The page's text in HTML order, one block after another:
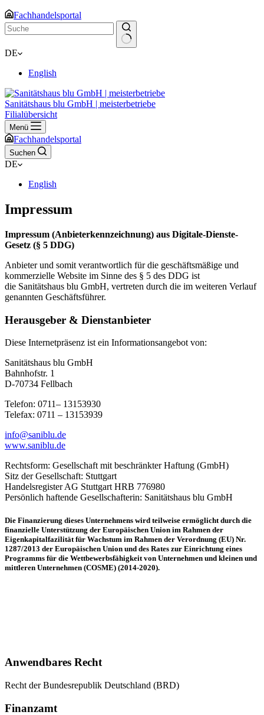
Fachhandelsportal
Keine
DE
English
Sanitätshaus blu GmbH | meisterbetriebe
Filialübersicht
Menü
Fachhandelsportal
Suchen
DE
English
Impressum
Impressum (Anbieterkennzeichnung) aus Digitale-Dienste-
Gesetz (§ 5 DDG)
Anbieter und somit verantwortlich für die geschäftsmäßige und
kommerzielle Website im Sinne des § 5 des DDG ist
die Sanitätshaus blu GmbH, vertreten durch die im weiteren Verlauf
genannten Geschäftsführer.
Herausgeber & Dienstanbieter
Diese Internetpräsenz ist ein Informationsangebot von:
Sanitätshaus blu GmbH
Bahnhofstr. 1
D-70734 Fellbach
Telefon: 0711– 13153930
Telefax: 0711 – 13153939
info@saniblu.de
www.saniblu.de
Rechtsform: Gesellschaft mit beschränkter Haftung (GmbH)
Sitz der Gesellschaft: Stuttgart
Handelsregister AG Stuttgart HRB 776980
Persönlich haftende Gesellschafterin: Sanitätshaus blu GmbH
Die Finanzierung dieses Unternehmens wird teilweise ermöglicht durch die
finanzielle Unterstützung der Europäischen Union im Rahmen der
Eigenkapitalfazilität für Wachstum im Rahmen der Verordnung (EU) Nr.
1287/2013 der Europäischen Union und des Rates zur Einrichtung eines
Programms für die Wettbewerbsfähigkeit von Unternehmen und kleinen und
mittleren Unternehmen (COSME) (2014-2020).
Anwendbares Recht
Recht der Bundesrepublik Deutschland (BRD)
Finanzamt